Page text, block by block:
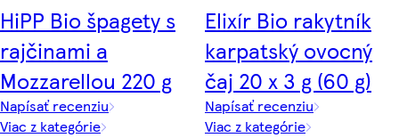
HiPP Bio špagety s
rajčinami a
Mozzarellou 220 g
Napísať recenziu
Viac z kategórie
Elixír Bio rakytník
karpatský ovocný
čaj 20 x 3 g (60 g)
Napísať recenziu
Viac z kategórie